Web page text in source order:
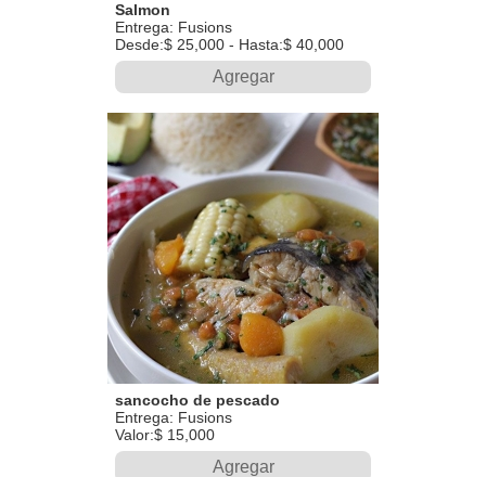
Salmon
Entrega: Fusions
Desde:$ 25,000 - Hasta:$ 40,000
Agregar
sancocho de pescado
Entrega: Fusions
Valor:$ 15,000
Agregar